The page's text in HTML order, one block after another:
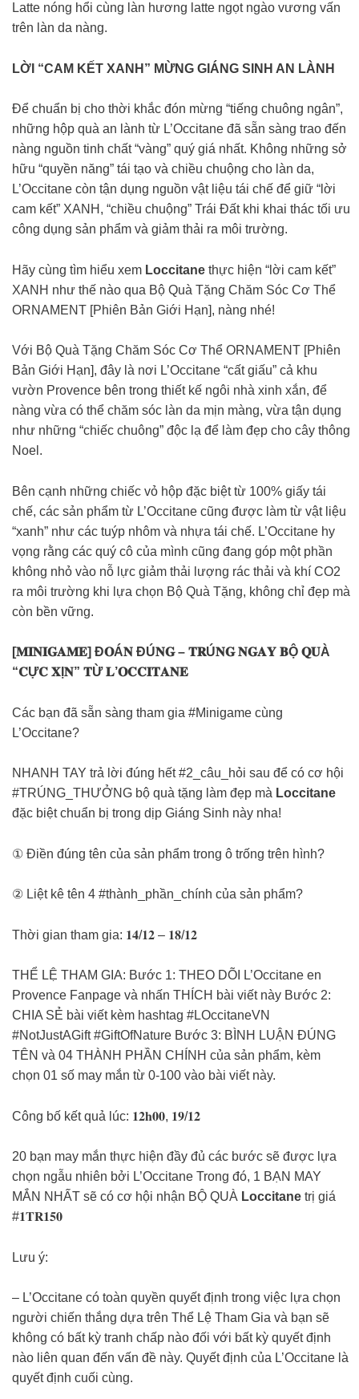
Latte nóng hổi cùng làn hương latte ngọt ngào vương vấn
trên làn da nàng.
LỜI “CAM KẾT XANH” MỪNG GIÁNG SINH AN LÀNH
Để chuẩn bị cho thời khắc đón mừng “tiếng chuông ngân”,
những hộp quà an lành từ L’Occitane đã sẵn sàng trao đến
nàng nguồn tinh chất “vàng” quý giá nhất. Không những sở
hữu “quyền năng” tái tạo và chiều chuộng cho làn da,
L’Occitane còn tận dụng nguồn vật liệu tái chế để giữ “lời
cam kết” XANH, “chiều chuộng” Trái Đất khi khai thác tối ưu
công dụng sản phẩm và giảm thải ra môi trường.
Hãy cùng tìm hiểu xem Loccitane thực hiện “lời cam kết”
XANH như thế nào qua Bộ Quà Tặng Chăm Sóc Cơ Thể
ORNAMENT [Phiên Bản Giới Hạn], nàng nhé!
Với Bộ Quà Tặng Chăm Sóc Cơ Thể ORNAMENT [Phiên
Bản Giới Hạn], đây là nơi L’Occitane “cất giấu” cả khu
vườn Provence bên trong thiết kế ngôi nhà xinh xắn, để
nàng vừa có thể chăm sóc làn da mịn màng, vừa tận dụng
như những “chiếc chuông” độc lạ để làm đẹp cho cây thông
Noel.
Bên cạnh những chiếc vỏ hộp đặc biệt từ 100% giấy tái
chế, các sản phẩm từ L’Occitane cũng được làm từ vật liệu
“xanh” như các tuýp nhôm và nhựa tái chế. L’Occitane hy
vọng rằng các quý cô của mình cũng đang góp một phần
không nhỏ vào nỗ lực giảm thải lượng rác thải và khí CO2
ra môi trường khi lựa chọn Bộ Quà Tặng, không chỉ đẹp mà
còn bền vững.
[𝐌𝐈𝐍𝐈𝐆𝐀𝐌𝐄] Đ𝐎Á𝐍 ĐÚ𝐍𝐆 – 𝐓𝐑Ú𝐍𝐆 𝐍𝐆𝐀𝐘 𝐁Ộ 𝐐𝐔À
“𝐂Ự𝐂 𝐗Ị𝐍” 𝐓Ừ 𝐋’𝐎𝐂𝐂𝐈𝐓𝐀𝐍𝐄
Các bạn đã sẵn sàng tham gia #Minigame cùng
L’Occitane?
NHANH TAY trả lời đúng hết #2_câu_hỏi sau để có cơ hội
#TRÚNG_THƯỞNG bộ quà tặng làm đẹp mà Loccitane
đặc biệt chuẩn bị trong dịp Giáng Sinh này nha!
① Điền đúng tên của sản phẩm trong ô trống trên hình?
② Liệt kê tên 4 #thành_phần_chính của sản phẩm?
Thời gian tham gia: 𝟏𝟒/𝟏𝟐 – 𝟏𝟖/𝟏𝟐
THỂ LỆ THAM GIA: Bước 1: THEO DÕI L’Occitane en
Provence Fanpage và nhấn THÍCH bài viết này Bước 2:
CHIA SẺ bài viết kèm hashtag #LOccitaneVN
#NotJustAGift #GiftOfNature Bước 3: BÌNH LUẬN ĐÚNG
TÊN và 04 THÀNH PHẦN CHÍNH của sản phẩm, kèm
chọn 01 số may mắn từ 0-100 vào bài viết này.
Công bố kết quả lúc: 𝟏𝟐𝐡𝟎𝟎, 𝟏𝟗/𝟏𝟐
20 bạn may mắn thực hiện đầy đủ các bước sẽ được lựa
chọn ngẫu nhiên bởi L’Occitane Trong đó, 1 BẠN MAY
MẮN NHẤT sẽ có cơ hội nhận BỘ QUÀ Loccitane trị giá
#𝟏𝐓𝐑𝟏𝟓𝟎
Lưu ý:
– L’Occitane có toàn quyền quyết định trong việc lựa chọn
người chiến thắng dựa trên Thể Lệ Tham Gia và bạn sẽ
không có bất kỳ tranh chấp nào đối với bất kỳ quyết định
nào liên quan đến vấn đề này. Quyết định của L’Occitane là
quyết định cuối cùng.